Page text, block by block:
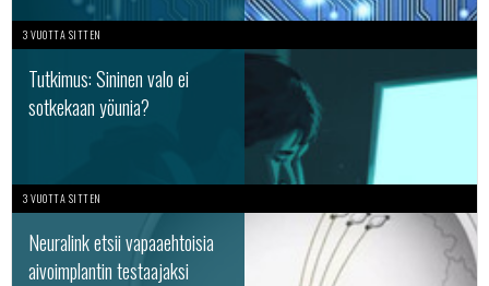
3 VUOTTA SITTEN
Tutkimus: Sininen valo ei
sotkekaan yöunia?
3 VUOTTA SITTEN
Neuralink etsii vapaaehtoisia
aivoimplantin testaajaksi